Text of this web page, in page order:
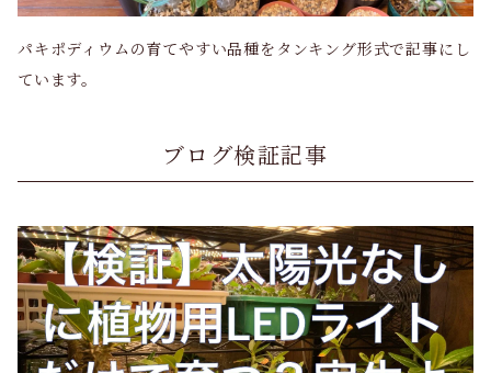
パキポディウムの育てやすい品種をタンキング形式で記事にし
ています。
ブログ検証記事